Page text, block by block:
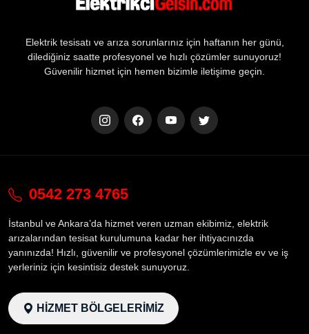
Elektrik tesisatı ve arıza sorunlarınız için haftanın her günü,
dilediğiniz saatte profesyonel ve hızlı çözümler sunuyoruz!
Güvenilir hizmet için hemen bizimle iletişime geçin.
0542 273 4765
İstanbul ve Ankara’da hizmet veren uzman ekibimiz, elektrik
arızalarından tesisat kurulumuna kadar her ihtiyacınızda
yanınızda! Hızlı, güvenilir ve profesyonel çözümlerimizle ev ve iş
yerleriniz için kesintisiz destek sunuyoruz.
HİZMET BÖLGELERİMİZ